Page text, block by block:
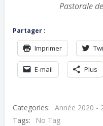
Pastorale
Partager :
Imprimer
E-mail Plus
Categories: Année 2020 -
Tags:
No Tag